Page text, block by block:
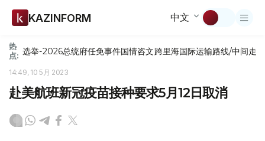
KAZINFORM 中文
热
点: 选举-2026总统府任免事件国情咨文跨里海国际运输路线/中间走廊
14:49, 10 5月 2023
赴美航班新冠疫苗接种要求5月12日取消